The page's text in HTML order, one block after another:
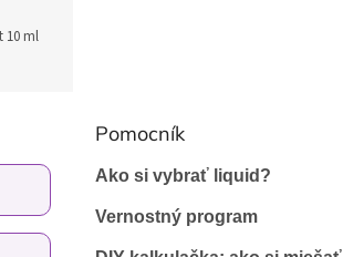
10 ml
Pomocník
Ako si vybrať liquid?
Vernostný program